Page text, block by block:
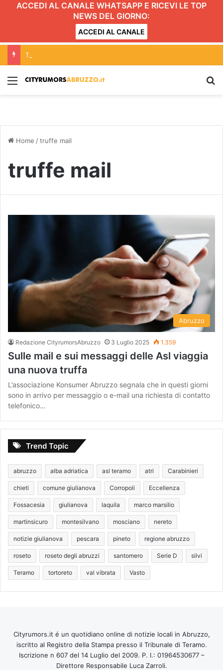
ACCEDI AL CANALE WHATSAPP E RICEVI LE TOP
NEWS DEL GIORNO:
ACCEDI AL CANALE
Menu
Home /truffe mail
truffe mail
Abruzzo
Redazione CityrumorsAbruzzo 3 Luglio 2025 1.359
Sulle mail e sui messaggi delle Asl viaggia
una nuova truffa
L’associazione Konsumer Abruzzo segnala che in questi giorni
sono in arrivo per messaggio o e-mail una richiesta di contatto
telefonico…
Trend Topic
abruzzo alba adriatica asl teramo atri Carabinieri
chieti comune giulianova Corropoli Eccellenza
Fossacesia giulianova laquila marco marsilio
martinsicuro montesilvano mosciano nereto
notizie giulianova pescara pineto regione abruzzo
roseto roseto degli abruzzi santomero Serie D silvi
Teramo tortoreto val vibrata Vasto
Cityrumors.it é un quotidiano online di notizie locali in Abruzzo,
iscritto al Registro della Stampa presso il Tribunale di Teramo.
Iscrizione n 607 del 14 Luglio del 2009. P. I.: 01964530677 –
Direttore Responsabile Luca Zarroli.